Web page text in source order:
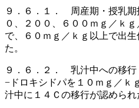
９．６．１． 周産期・授乳期
０、２００、６００ｍｇ／ｋ
で、６０ｍｇ／ｋｇ以上で出
た。
９．６．２． 乳汁中への移行
−ドロキシドパを１０ｍｇ／ｋ
汁中に１４Ｃの移行が認められ